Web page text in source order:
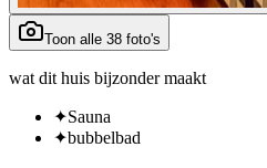
Toon alle 38 foto's
wat dit huis bijzonder maakt
✦Sauna
✦bubbelbad